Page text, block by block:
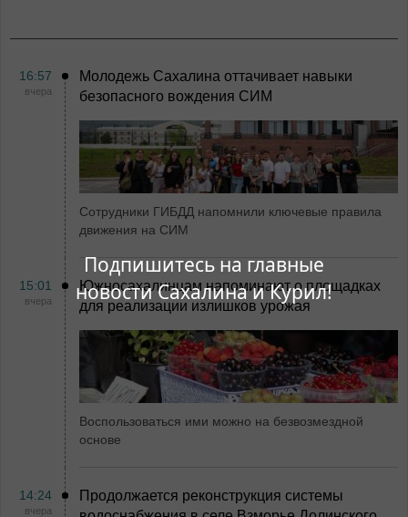
Подпишитесь на главные
новости Сахалина и Курил!
16:57
вчера
Молодежь Сахалина оттачивает навыки
безопасного вождения СИМ
Сотрудники ГИБДД напомнили ключевые правила
движения на СИМ
15:01
вчера
Южносахалинцам напоминают о площадках
для реализации излишков урожая
Воспользоваться ими можно на безвозмездной
основе
14:24
вчера
Продолжается реконструкция системы